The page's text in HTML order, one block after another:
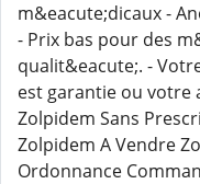
m&eacute;dicaux -
- Prix bas pour des
qualit&eacute;. -
est garantie ou votre
Zolpidem Sans
Zolpidem A Vendre
Ordonnance